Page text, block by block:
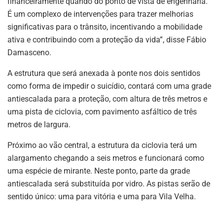
É um complexo de intervenções para trazer melhorias
significativas para o trânsito, incentivando a mobilidade
ativa e contribuindo com a proteção da vida”, disse Fábio
Damasceno.
A estrutura que será anexada à ponte nos dois sentidos
como forma de impedir o suicídio, contará com uma grade
antiescalada para a proteção, com altura de três metros e
uma pista de ciclovia, com pavimento asfáltico de três
metros de largura.
Próximo ao vão central, a estrutura da ciclovia terá um
alargamento chegando a seis metros e funcionará como
uma espécie de mirante. Neste ponto, parte da grade
antiescalada será substituída por vidro. As pistas serão de
sentido único: uma para vitória e uma para Vila Velha.